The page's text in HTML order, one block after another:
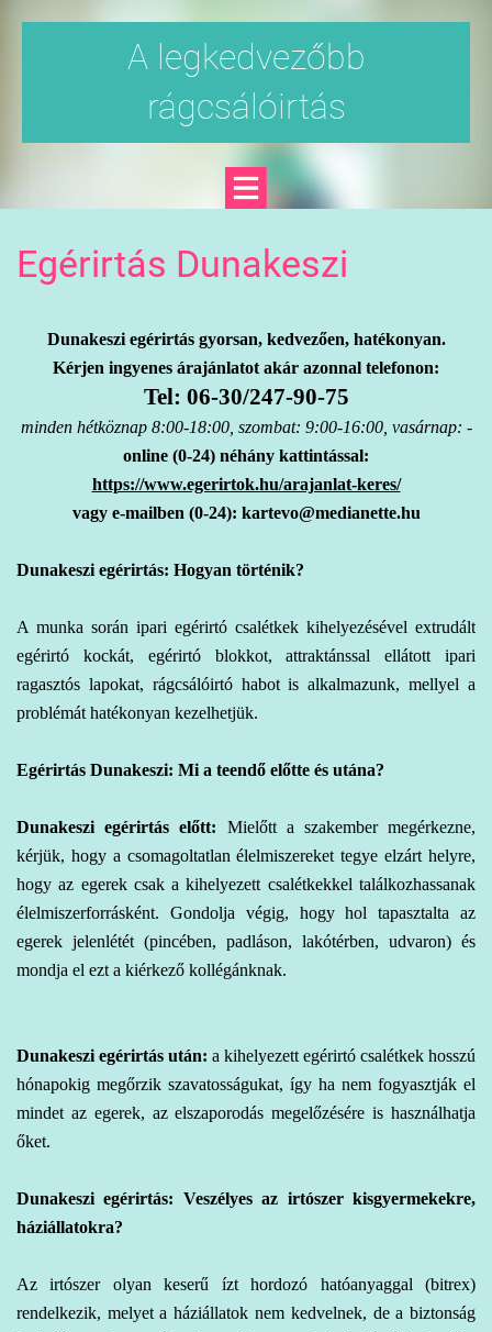
A legkedvezőbb
rágcsálóirtás
Egérirtás Dunakeszi
Dunakeszi egérirtás gyorsan, kedvezően, hatékonyan.
Kérjen ingyenes árajánlatot akár azonnal telefonon:
Tel: 06-30/247-90-75
minden hétköznap 8:00-18:00, szombat: 9:00-16:00, vasárnap: -
online (0-24) néhány kattintással:
https://www.egerirtok.hu/arajanlat-keres/
vagy e-mailben (0-24): kartevo@medianette.hu
Dunakeszi egérirtás: Hogyan történik?
A munka során ipari egérirtó csalétkek kihelyezésével extrudált
egérirtó kockát, egérirtó blokkot, attraktánssal ellátott ipari
ragasztós lapokat, rágcsálóirtó habot is alkalmazunk, mellyel a
problémát hatékonyan kezelhetjük.
Egérirtás Dunakeszi: Mi a teendő előtte és utána?
Dunakeszi egérirtás előtt:
Mielőtt a szakember megérkezne,
kérjük, hogy a csomagoltatlan élelmiszereket tegye elzárt helyre,
hogy az egerek csak a kihelyezett csalétkekkel találkozhassanak
élelmiszerforrásként. Gondolja végig, hogy hol tapasztalta az
egerek jelenlétét (pincében, padláson, lakótérben, udvaron) és
mondja el ezt a kiérkező kollégánknak.
Dunakeszi egérirtás után: a kihelyezett egérirtó csalétkek hosszú
hónapokig megőrzik szavatosságukat, így ha nem fogyasztják el
mindet az egerek, az elszaporodás megelőzésére is használhatja
őket.
Dunakeszi egérirtás: Veszélyes az irtószer kisgyermekekre,
háziállatokra?
Az irtószer olyan keserű ízt hordozó hatóanyaggal (bitrex)
rendelkezik, melyet a háziállatok nem kedvelnek, de a biztonság